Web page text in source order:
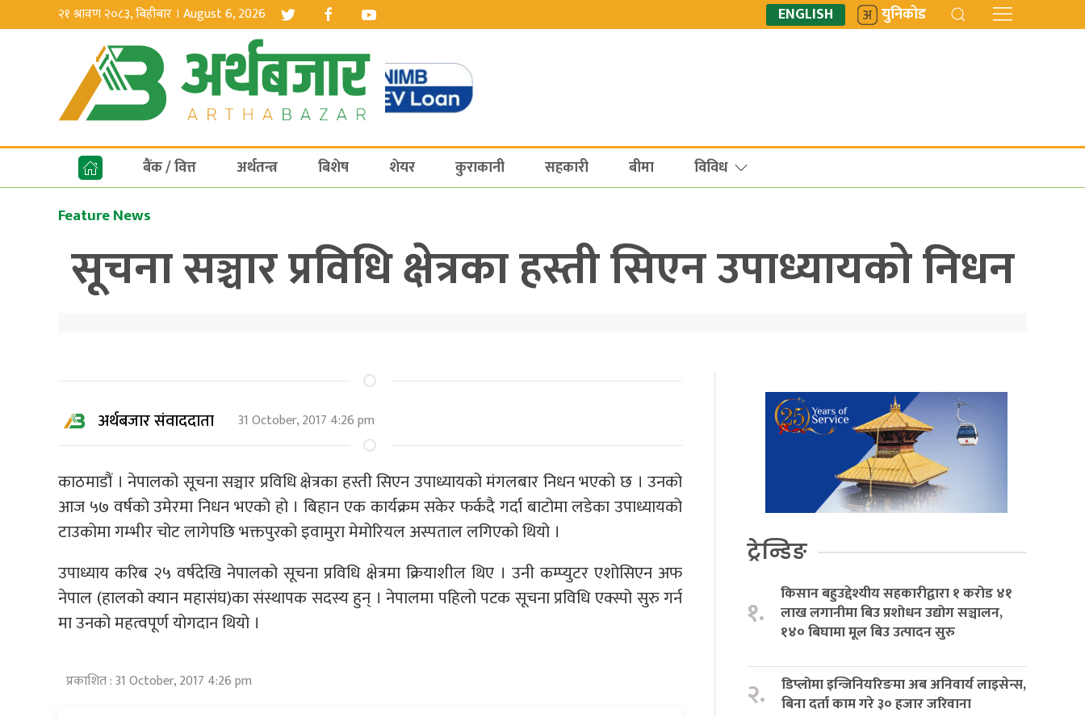
२१ श्रावण २०८३, बिहीबार । August 6, 2026 ENGLISH युनिकोड
बैंक / वित्त अर्थतन्त्र बिशेष शेयर कुराकानी सहकारी बीमा विविध
Feature News
सूचना सञ्चार प्रविधि क्षेत्रका हस्ती सिएन उपाध्यायको निधन
अर्थबजार संवाददाता 31 October, 2017 4:26 pm
काठमाडौं । नेपालको सूचना सञ्चार प्रविधि क्षेत्रका हस्ती सिएन उपाध्यायको मंगलबार निधन भएको छ । उनको
आज ५७ वर्षको उमेरमा निधन भएको हो । बिहान एक कार्यक्रम सकेर फर्कदै गर्दा बाटोमा लडेका उपाध्यायको
टाउकोमा गम्भीर चोट लागेपछि भक्तपुरको इवामुरा मेमोरियल अस्पताल लगिएको थियो ।
उपाध्याय करिब २५ वर्षदेखि नेपालको सूचना प्रविधि क्षेत्रमा क्रियाशील थिए । उनी कम्प्युटर एशोसिएन अफ
नेपाल (हालको क्यान महासंघ)का संस्थापक सदस्य हुन् । नेपालमा पहिलो पटक सूचना प्रविधि एक्स्पो सुरु गर्न
मा उनको महत्वपूर्ण योगदान थियो ।
प्रकाशित : 31 October, 2017 4:26 pm
ट्रेन्डिङ
१.
किसान बहुउद्देश्यीय सहकारीद्वारा १ करोड ४१
लाख लगानीमा बिउ प्रशोधन उद्योग सञ्चालन,
१४० बिघामा मूल बिउ उत्पादन सुरु
२.
डिप्लोमा इन्जिनियरिङमा अब अनिवार्य लाइसेन्स,
बिना दर्ता काम गरे ३० हजार जरिवाना